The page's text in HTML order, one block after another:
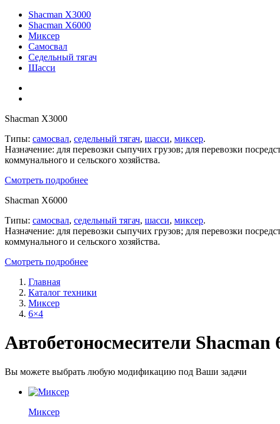
Shacman X3000
Shacman X6000
Миксер
Самосвал
Седельный тягач
Шасси
Shacman X3000
Типы: самосвал, седельный тягач, шасси, миксер.
Назначение: для перевозки сыпучих грузов; для перевозки
коммунального и сельского хозяйства.
Смотреть подробнее
Shacman X6000
Типы: самосвал, седельный тягач, шасси, миксер.
Назначение: для перевозки сыпучих грузов; для перевозки
коммунального и сельского хозяйства.
Смотреть подробнее
Главная
Каталог техники
Миксер
6×4
Автобетоносмесители Shacman
Вы можете выбрать любую модификацию под Ваши задачи
Миксер